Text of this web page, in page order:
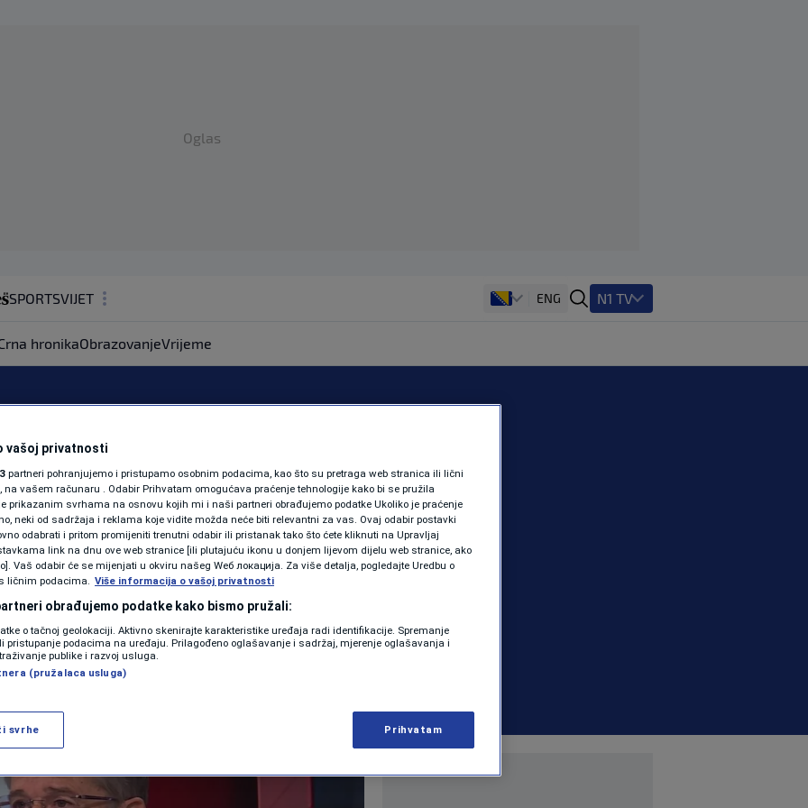
Oglas
SPORTSVIJET
ZDRAVLJE
SHOWBIZ
PODCAST
N1 SPECIJAL
FENOMENI
NEISTRAŽENO
VIRALNO
VIDEO
ENG N1 TV
hronikaObrazovanjeVrijeme
otkrio ima li
za
a
VIJESTI 0 komentara
Više
vašoj privatnosti
partneri pohranjujemo i pristupamo osobnim podacima, kao što su pretraga web stranica ili lični
na vašem računaru . Odabir Prihvatam omogućava praćenje tehnologije kako bi se pružila
prikazanim svrhama na osnovu kojih mi i naši partneri obrađujemo podatke Ukoliko je praćenje
neki od sadržaja i reklama koje vidite možda neće biti relevantni za vas. Ovaj odabir postavki
odabrati i pritom promijeniti trenutni odabir ili pristanak tako što ćete kliknuti na Upravljaj
link na dnu ove web stranice [ili plutajuću ikonu u donjem lijevom dijelu web stranice, ako
Vaš odabir će se mijenjati u okviru našeg Wеб локација. Za više detalja, pogledajte Uredbu o
ličnim podacima. Više informacija o vašoj privatnosti
obrađujemo podatke kako bismo pružali:
o tačnoj geolokaciji. Aktivno skenirajte karakteristike uređaja radi identifikacije. Spremanje
pristupanje podacima na uređaju. Prilagođeno oglašavanje i sadržaj, mjerenje oglašavanja i
publike i razvoj usluga.
(pružalaca usluga)
svrhe Prihvatam